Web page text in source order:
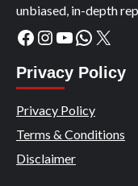
unbiased, in-depth
Facebook
Instagram
YouTube
X
Privacy Policy
Privacy Policy
Terms & Conditions
Disclaimer